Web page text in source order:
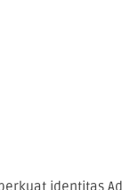
identitas